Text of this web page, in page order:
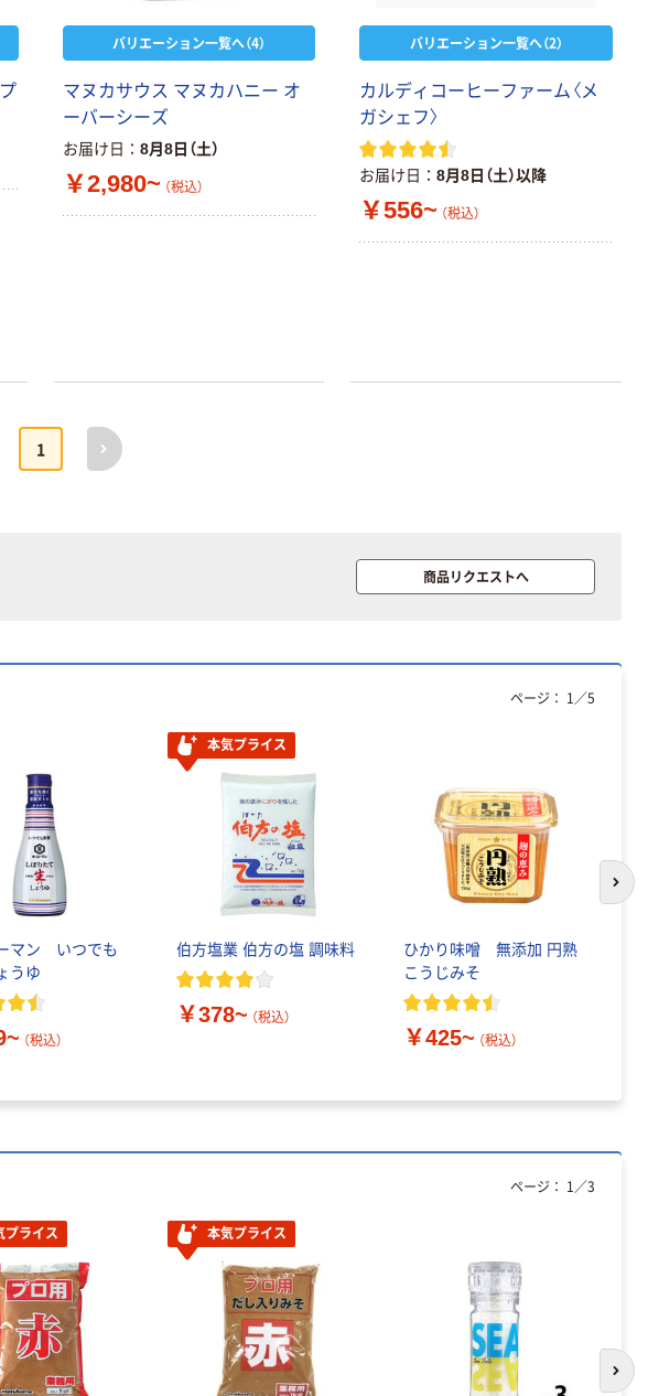
バリエーション一覧へ（4）
マヌカサウス マヌカハニー オ
ーバーシーズ
お届け日 8月8日（土）
￥2,980~ （税込）
バリエーション一覧へ（2）
カルディコーヒーファーム〈メ
ガシェフ〉
お届け日 8月8日（土）以降
￥556~ （税込）
1
次へ
商品リクエストへ
マン いつでも
うゆ
（税込）
本気プライス
伯方塩業 伯方の塩 調味料
￥378~ （税込）
ひかり味噌 無添加 円熟
こうじみそ
￥425~ （税込）
ページ： 1 ／5
次
プライス 本気プライス
ページ： 1 ／3
次
ファーストレイ
ト ニトリルグ
ローブ ホワイ
ト 粉なし（パ
ウダーフリー）
￥698~
イス
小判・シングル
再生紙 200枚
FSC認証紙 アス
￥143~
ティッシュペー
モカ 200組 5個
PEFC認証
ル
【アスクル限定】
ファーストレイ
ト ニトリルグ
ローブ ブル
ー 粉なし（パ
ウダーフリー）
￥698~ （税込）
本気プライス
レのおそうじシ
ート 大王製紙
共同企画 トイ
レクリーナー
トイレシート
オリジナル
￥330~
本気プライス
スクル 現場のチ
カラ 厚さ
プ
￥145~
スクル マルチ
ペーパー スーパ
ーホワイト+
￥149~
オリジナル
チックグローブ
ーフリー）
￥398~
アスクル クリア
スタンダード
￥126~ （税込）
ティッシュペー
パー ボックス
150組 5箱入 ア
スクル スマート
コンパクト ビ
ビッド PEFC認
￥328~